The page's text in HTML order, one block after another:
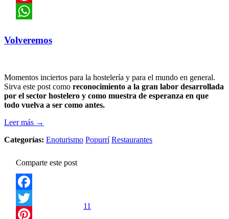
Pinterest
Volveremos
Momentos inciertos para la hostelería y para el mundo en general.
Sirva este post como reconocimiento a la gran labor desarrollada
por el sector hostelero y como muestra de esperanza en que
todo vuelva a ser como antes.
Leer más →
Categorías: Enoturismo Popurrí Restaurantes
Comparte este post
Facebook
Twitter
11